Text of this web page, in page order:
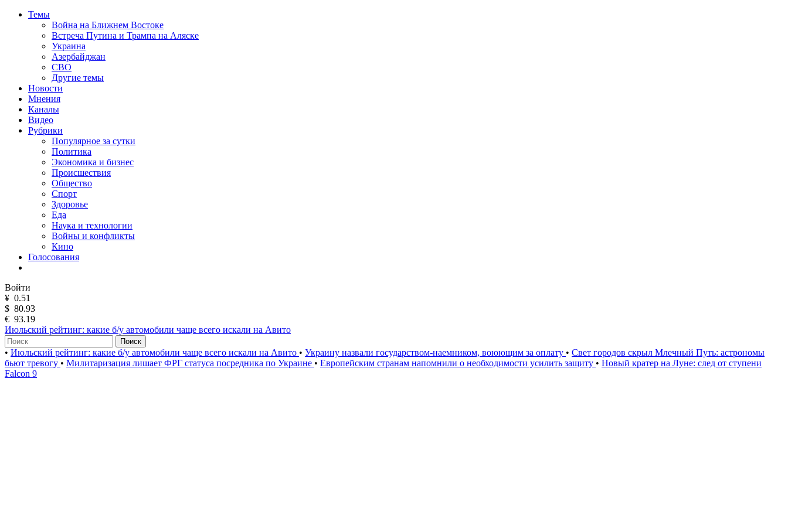
Темы
Война на Ближнем Востоке
Встреча Путина и Трампа на Аляске
Украина
Азербайджан
СВО
Другие темы
Новости
Мнения
Каналы
Видео
Рубрики
Популярное за сутки
Политика
Экономика и бизнес
Происшествия
Общество
Спорт
Здоровье
Еда
Наука и технологии
Войны и конфликты
Кино
Голосования
Войти
¥ 0.51
$ 80.93
€ 93.19
Июльский рейтинг: какие б/у автомобили чаще всего искали на Авито
Поиск
• Июльский рейтинг: какие б/у автомобили чаще всего искали на Авито • Украину назвали государством-наемником, воюющим за оплату • Свет городов скрыл Млечный Путь: астрономы
бьют тревогу • Милитаризация лишает ФРГ статуса посредника по Украине • Европейским странам напомнили о необходимости усилить защиту • Новый кратер на Луне: след от ступени
Falcon 9